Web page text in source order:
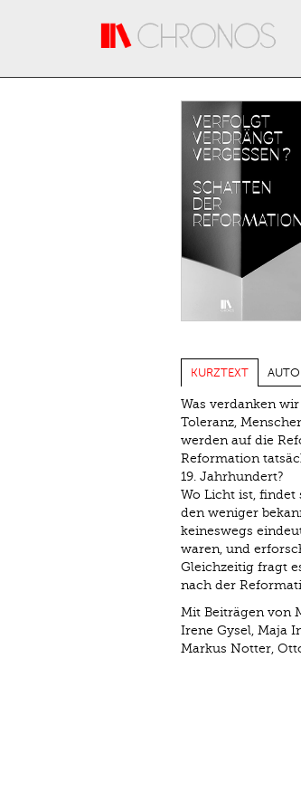
KURZTEXT
Was verdanken
Toleranz,
werden auf die
Reformation
19. Jahrhundert?
Wo Licht ist, findet
den weniger
keineswegs
waren, und
Gleichzeitig fragt
nach der
Mit Beiträgen von
Irene Gysel, Maja
Markus Notter,